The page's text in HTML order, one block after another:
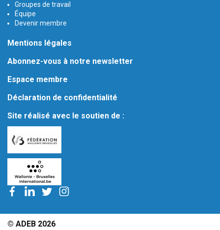
Groupes de travail
Équipe
Devenir membre
Mentions légales
Abonnez-vous à notre newsletter
Espace membre
Déclaration de confidentialité
Site réalisé avec le soutien de :
© ADEB 2026